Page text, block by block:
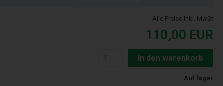
Alle Preise inkl. MwSt
110,00 EUR
In den warenkorb
Auf lager